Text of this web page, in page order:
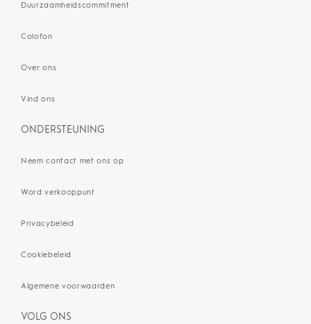
Duurzaamheidscommitment
Colofon
Over ons
Vind ons
ONDERSTEUNING
Neem contact met ons op
Word verkooppunt
Privacybeleid
Cookiebeleid
Algemene voorwaarden
VOLG ONS